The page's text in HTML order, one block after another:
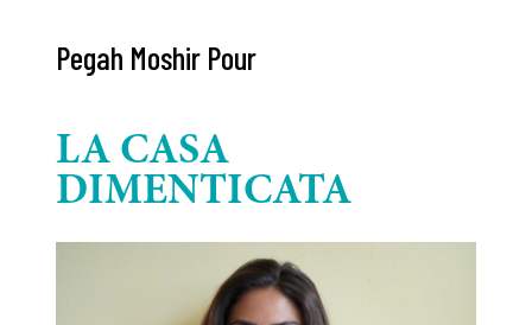
Pegah Moshir Pour
LA CASA
DIMENTICATA